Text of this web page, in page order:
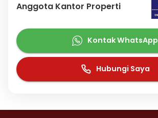
Anggota Kantor Properti
Kontak WhatsApp
Hubungi Saya